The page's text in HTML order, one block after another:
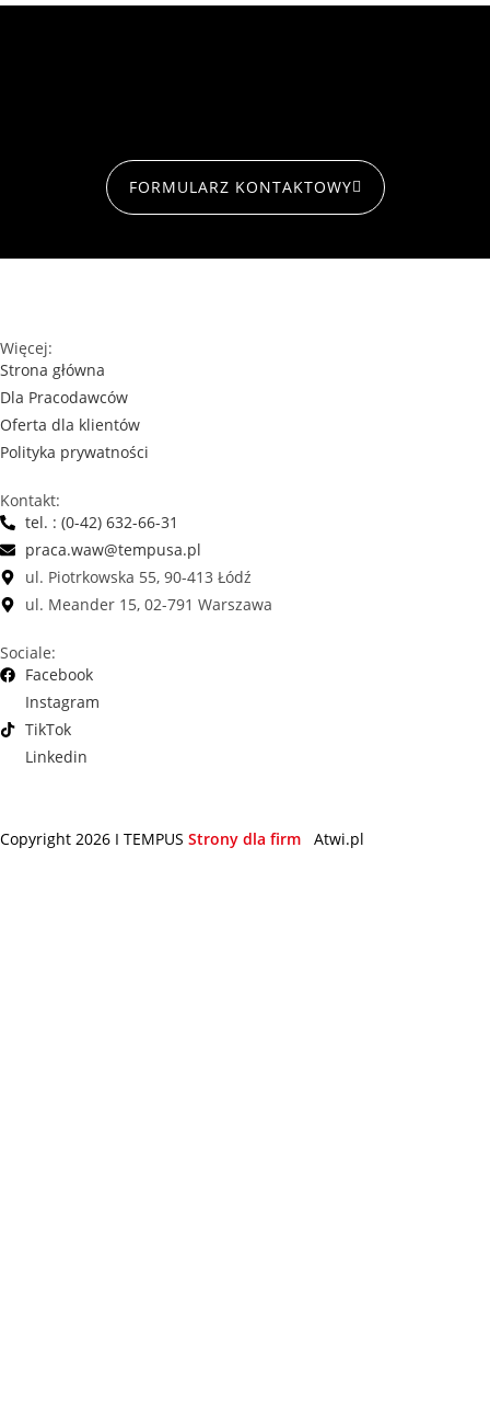
FORMULARZ KONTAKTOWY
Więcej:
Strona główna
Dla Pracodawców
Oferta dla klientów
Polityka prywatności
Kontakt:
tel. : (0-42) 632-66-31
praca.waw@tempusa.pl
ul. Piotrkowska 55, 90-413 Łódź
ul. Meander 15, 02-791 Warszawa
Sociale:
Facebook
Instagram
TikTok
Linkedin
Copyright 2026 I TEMPUS Strony dla firm Atwi.pl